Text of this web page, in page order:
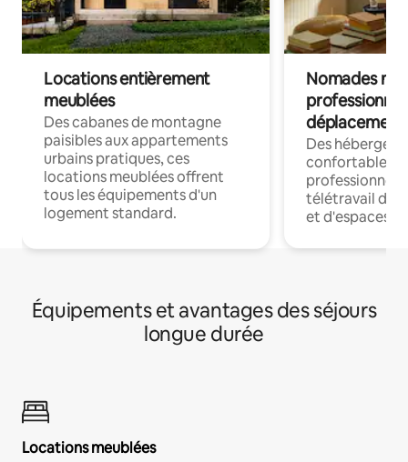
Locations entièrement
meublées
Des cabanes de montagne
paisibles aux appartements
urbains pratiques, ces
locations meublées offrent
tous les équipements d'un
logement standard.
Nomades
déplacement
Des
confortables
professionnels
télétravail
et d'espaces
Équipements et avantages des séjours
longue durée
Locations meublées